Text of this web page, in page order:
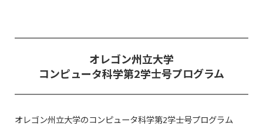
オレゴン州立大学
コンピュータ科学第2学士号プログラム
オレゴン州立大学のコンピュータ科学第2学士号プログラム